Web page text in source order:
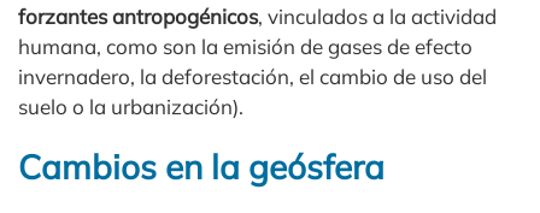
forzantes antropogénicos, vinculados a la actividad
humana, como son la emisión de gases de efecto
invernadero, la deforestación, el cambio de uso del
suelo o la urbanización).
Cambios en la geósfera